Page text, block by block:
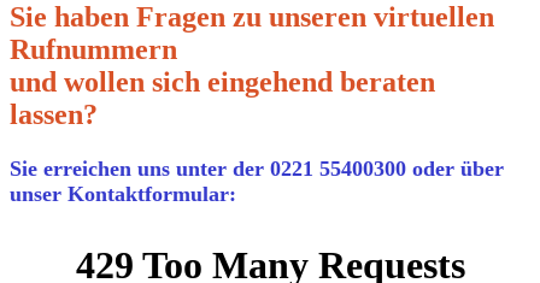
Sie haben Fragen zu unseren virtuellen
Rufnummern
und wollen sich eingehend beraten
lassen?
Sie erreichen uns unter der 0221 55400300 oder über
unser Kontaktformular: